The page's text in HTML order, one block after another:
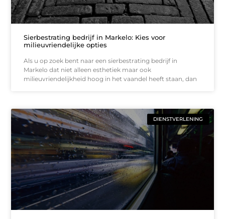
Sierbestrating bedrijf in Markelo: Kies voor
milieuvriendelijke opties
Als u op zoek bent naar een sierbestrating bedrijf in
Markelo dat niet alleen esthetiek maar ook
milieuvriendelijkheid hoog in het vaandel heeft staan, dan
DIENSTVERLENING